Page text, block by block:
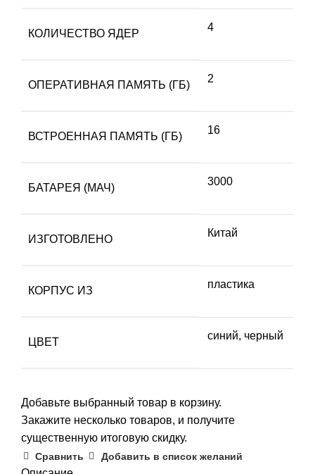
КОЛИЧЕСТВО ЯДЕР
4
ОПЕРАТИВНАЯ ПАМЯТЬ (ГБ)
2
ВСТРОЕННАЯ ПАМЯТЬ (ГБ)
16
БАТАРЕЯ (МАЧ)
3000
ИЗГОТОВЛЕНО
Китай
КОРПУС ИЗ
пластика
ЦВЕТ
синий, черный
Добавьте выбранный товар в корзину.
Закажите несколько товаров, и получите
существенную итоговую скидку.
Сравнить Добавить в список желаний